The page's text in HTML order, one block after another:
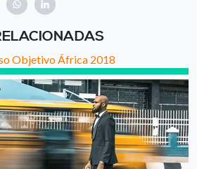
Objetivo África 2018